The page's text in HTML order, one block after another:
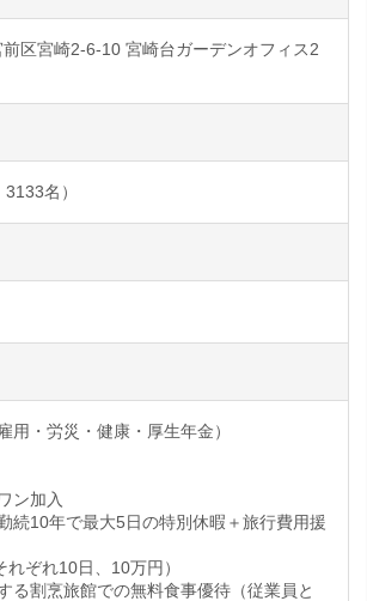
区宮崎2-6-10 宮崎台ガーデンオフィス2
名）
用・労災・健康・厚生年金）
ン加入
続10年で最大5日の特別休暇＋旅行費用援
ぞれ10日、10万円）
る割烹旅館での無料食事優待（従業員と